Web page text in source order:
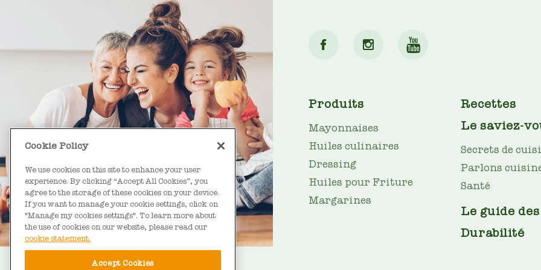
MAIN
NAV
Produits
Mayonnaises
Huiles culinaires
Dressing
Huiles pour Friture
Margarines
Recettes
Le saviez-
Secrets de
Parlons
Santé
Le guide
Durabilité
Cookie Policy
We use cookies on this site to enhance your user
experience. By clicking “Accept All Cookies”, you
agree to the storage of these cookies on your device.
If you want to manage your cookie settings, click on
"Manage my cookies settings". To learn more about
the use of cookies on our website, please read our
cookie statement.
Accept Cookies